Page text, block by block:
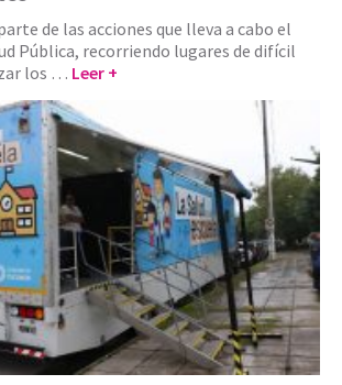
de las acciones que lleva a cabo el
Pública, recorriendo lugares de difícil
los … Leer +